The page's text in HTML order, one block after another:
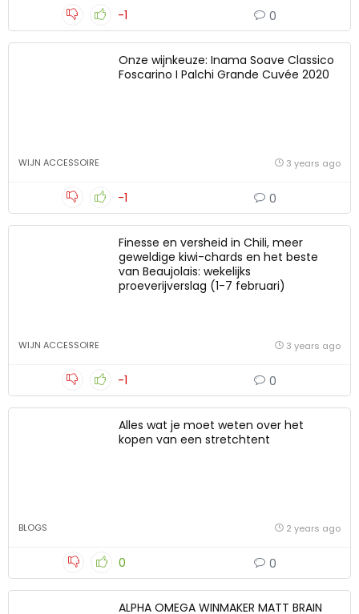
-1 0
Onze wijnkeuze: Inama Soave Classico
Foscarino I Palchi Grande Cuvée 2020
WIJN ACCESSOIRE 3 years ago
-1 0
Finesse en versheid in Chili, meer
geweldige kiwi-chards en het beste
van Beaujolais: wekelijks
proeverijverslag (1-7 februari)
WIJN ACCESSOIRE 3 years ago
-1 0
Alles wat je moet weten over het
kopen van een stretchtent
BLOGS 2 years ago
0 0
ALPHA OMEGA WINMAKER MATT BRAIN